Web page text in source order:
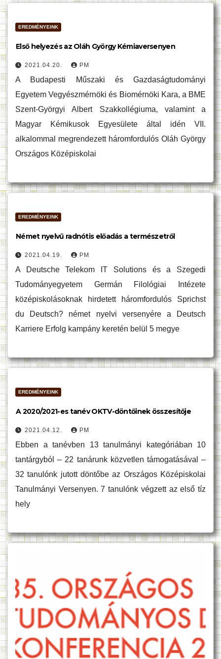
EREDMÉNYEINK
Első helyezés az Oláh György Kémiaversenyen
2021.04.20. PM
A Budapesti Műszaki és Gazdaságtudományi
Egyetem Vegyészmérnöki és Biomérnöki Kara, a BME
Szent-Györgyi Albert Szakkollégiuma, valamint a
Magyar Kémikusok Egyesülete által idén VII.
alkalommal megrendezett háromfordulós Oláh György
Országos Középiskolai
EREDMÉNYEINK
Német nyelvű radnótis előadás a természetről
2021.04.19. PM
A Deutsche Telekom IT Solutions és a Szegedi
Tudományegyetem Germán Filológiai Intézete
középiskolásoknak hirdetett háromfordulós Sprichst
du Deutsch? német nyelvi versenyére a Deutsch
Karriere Erfolg kampány keretén belül 5 megye
EREDMÉNYEINK
A 2020/2021-es tanév OKTV-döntőinek összesítője
2021.04.12. PM
Ebben a tanévben 13 tanulmányi kategóriában 10
tantárgyból – 22 tanárunk közvetlen támogatásával –
32 tanulónk jutott döntőbe az Országos Középiskolai
Tanulmányi Versenyen. 7 tanulónk végzett az első tíz
hely